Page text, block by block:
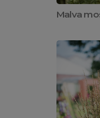
Malva